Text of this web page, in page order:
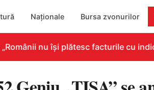
Naționale Bursa zvonurilor
nu își plătesc facturile cu